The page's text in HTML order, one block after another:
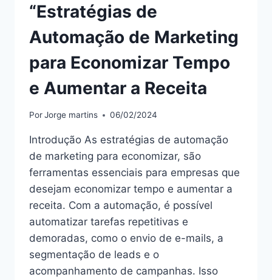
“Estratégias de
Automação de Marketing
para Economizar Tempo
e Aumentar a Receita
PorJorge martins 06/02/2024
Introdução As estratégias de automação
de marketing para economizar, são
ferramentas essenciais para empresas que
desejam economizar tempo e aumentar a
receita. Com a automação, é possível
automatizar tarefas repetitivas e
demoradas, como o envio de e-mails, a
segmentação de leads e o
acompanhamento de campanhas. Isso